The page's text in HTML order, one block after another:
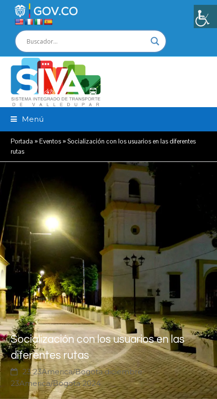
Menú
Portada »Eventos »Socialización con los usuarios en las diferentes
rutas
Socialización con los usuarios en las
diferentes rutas
23 23America/Bogota diciembre
23America/Bogota 2024